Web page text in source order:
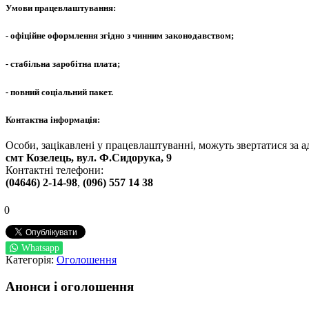
Умови працевлаштування:
- офіційне оформлення згідно з чинним законодавством;
- стабільна заробітна плата;
- повний соціальний пакет.
Контактна інформація:
Особи, зацікавлені у працевлаштуванні, можуть звертатися за
смт Козелець, вул. Ф.Сидорука, 9
Контактні телефони:
(04646) 2-14-98, (096) 557 14 38
0
Whatsapp
Категорія: Оголошення
Анонси і оголошення